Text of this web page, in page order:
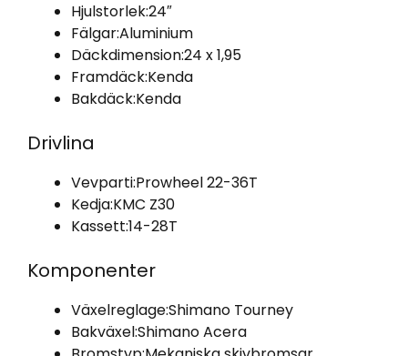
Hjulstorlek:24″
Fälgar:Aluminium
Däckdimension:24 x 1,95
Framdäck:Kenda
Bakdäck:Kenda
Drivlina
Vevparti:Prowheel 22-36T
Kedja:KMC Z30
Kassett:14-28T
Komponenter
Växelreglage:Shimano Tourney
Bakväxel:Shimano Acera